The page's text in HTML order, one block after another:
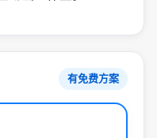
有免费方案